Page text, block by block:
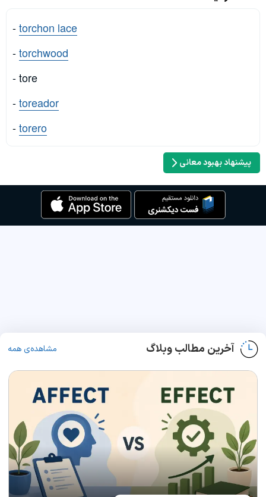
-torchon lace
-torchwood
- tore
-toreador
-torero
پیشنهاد بهبود معانی
آخرین مطالب وبلاگ مشاهده‌ی همه